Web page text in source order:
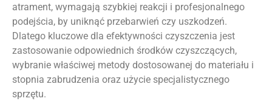
atrament, wymagają szybkiej reakcji i profesjonalnego
podejścia, by uniknąć przebarwień czy uszkodzeń.
Dlatego kluczowe dla efektywności czyszczenia jest
zastosowanie odpowiednich środków czyszczących,
wybranie właściwej metody dostosowanej do materiału i
stopnia zabrudzenia oraz użycie specjalistycznego
sprzętu.